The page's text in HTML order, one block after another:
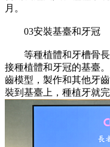
月。
03安裝基臺和牙冠
等種植體和牙槽骨長
接種植體和牙冠的基臺
齒模型，製作和其他牙
裝到基臺上，種植牙就